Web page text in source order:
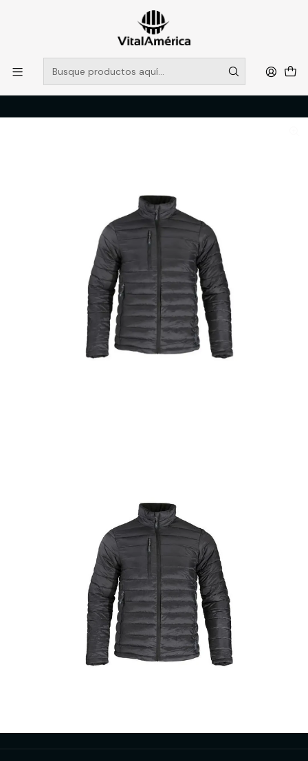
POR SISTEMA FRONTAL SOLO RETIROS EN TIENDA, DESDE
MUCHAS GRACIAS +569 5956 2237
Leer más
Inicio Catálogo VESTIMENTA TECNICA Y CORPORATIVA
PARKAS
PARKA TÉRMICA LIGHT M/L HOMBRE NEGRO T/M